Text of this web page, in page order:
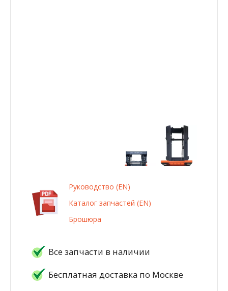
Руководство (EN)
Каталог запчастей (EN)
Брошюра
Все запчасти в наличии
Бесплатная доставка по Москве